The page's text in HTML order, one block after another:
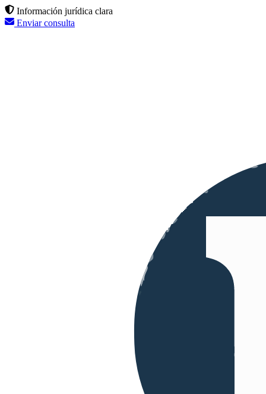
Información jurídica clara
Enviar consulta